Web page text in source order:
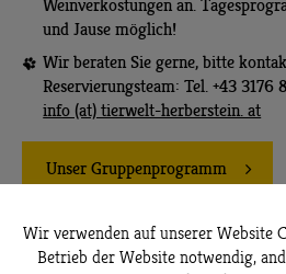
Weinverkostungen an.
und Jause möglich!
Wir beraten Sie gerne, bitte
Reservierungsteam: Tel. +43 3176
info (at) tierwelt-herberstein. at
Unser Gruppenprogramm
Wir verwenden auf unserer Website
Betrieb der Website notwendig,